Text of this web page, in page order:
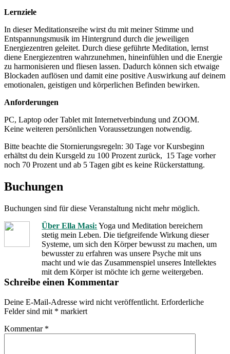
Lernziele
In dieser Meditationsreihe wirst du mit meiner Stimme und
Entspannungsmusik im Hintergrund durch die jeweiligen
Energiezentren geleitet. Durch diese geführte Meditation, lernst
diene Energiezentren wahrzunehmen, hineinfühlen und die Energie
zu harmonisieren und fliesen lassen. Dadurch können sich etwaige
Blockaden auflösen und damit eine positive Auswirkung auf deinem
emotionalen, geistigen und körperlichen Befinden bewirken.
Anforderungen
PC, Laptop oder Tablet mit Internetverbindung und ZOOM.
Keine weiteren persönlichen Voraussetzungen notwendig.
Bitte beachte die Stornierungsregeln: 30 Tage vor Kursbeginn
erhältst du dein Kursgeld zu 100 Prozent zurück, 15 Tage vorher
noch 70 Prozent und ab 5 Tagen gibt es keine Rückerstattung.
Buchungen
Buchungen sind für diese Veranstaltung nicht mehr möglich.
Über Ella Masi: Yoga und Meditation bereichern
stetig mein Leben. Die tiefgreifende Wirkung dieser
Systeme, um sich den Körper bewusst zu machen, um
bewusster zu erfahren was unsere Psyche mit uns
macht und wie das Zusammenspiel unseres Intellektes
mit dem Körper ist möchte ich gerne weitergeben.
Schreibe einen Kommentar
Deine E-Mail-Adresse wird nicht veröffentlicht. Erforderliche
Felder sind mit * markiert
Kommentar *